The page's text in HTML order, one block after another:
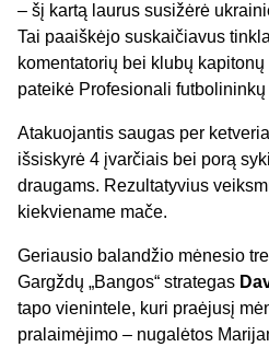
– šį kartą laurus susižėrė
Tai paaiškėjo suskaičiavus
komentatorių bei klubų
pateikė Profesionali
Atakuojantis saugas per
išsiskyrė 4 įvarčiais bei porą
draugams. Rezultatyvius
kiekviename mače.
Geriausio balandžio mėnesio
Gargždų „Bangos“ strategas
tapo vienintele, kuri praėjusį
pralaimėjimo – nugalėtos